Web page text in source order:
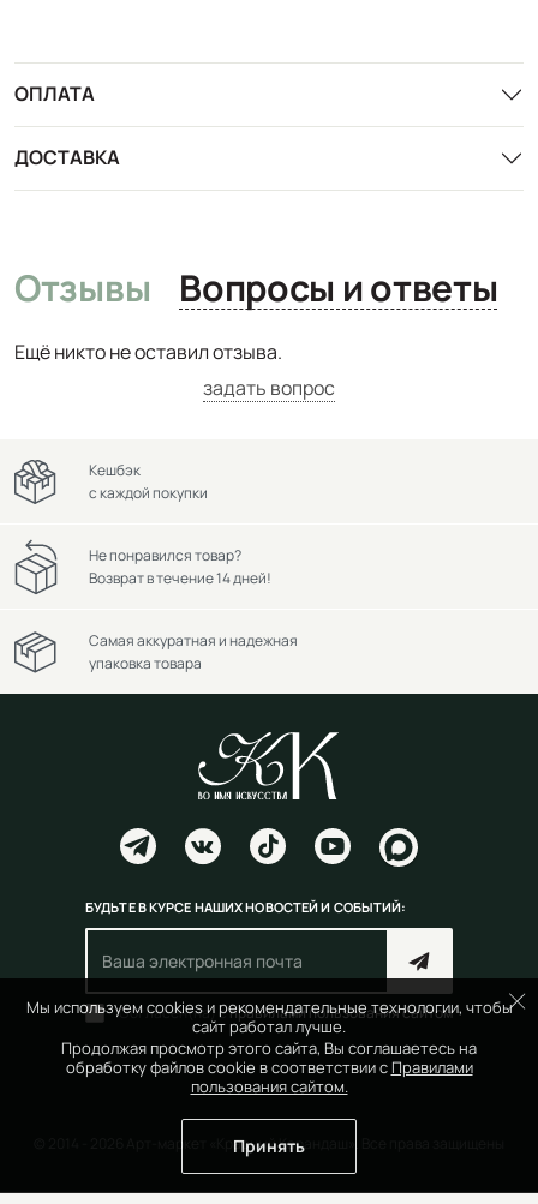
ОПЛАТА
ДОСТАВКА
Отзывы Вопросы и ответы
Ещё никто не оставил отзыва.
задать вопрос
Мы используем cookies и рекомендательные технологии, чтобы
сайт работал лучше.
Продолжая просмотр этого сайта, Вы соглашаетесь на
обработку файлов cookie в соответствии с Правилами
пользования сайтом.
Принять
Кешбэк
с каждой покупки
Не понравился товар?
Возврат в течение 14 дней!
Самая аккуратная и надежная
упаковка товара
БУДЬТЕ В КУРСЕ НАШИХ НОВОСТЕЙ И СОБЫТИЙ:
Согласен(на) справилами пользования сайтом
© 2014 - 2026 Арт-маркет «Красный Карандаш». Все права защищены